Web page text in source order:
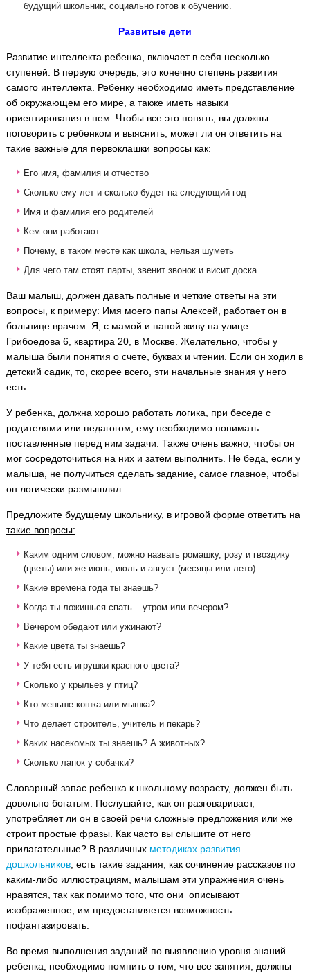
будущий школьник, социально готов к обучению.
Развитые дети
Развитие интеллекта ребенка, включает в себя несколько
ступеней. В первую очередь, это конечно степень развития
самого интеллекта. Ребенку необходимо иметь представление
об окружающем его мире, а также иметь навыки
ориентирования в нем. Чтобы все это понять, вы должны
поговорить с ребенком и выяснить, может ли он ответить на
такие важные для первоклашки вопросы как:
Его имя, фамилия и отчество
Сколько ему лет и сколько будет на следующий год
Имя и фамилия его родителей
Кем они работают
Почему, в таком месте как школа, нельзя шуметь
Для чего там стоят парты, звенит звонок и висит доска
Ваш малыш, должен давать полные и четкие ответы на эти
вопросы, к примеру: Имя моего папы Алексей, работает он в
больнице врачом. Я, с мамой и папой живу на улице
Грибоедова 6, квартира 20, в Москве. Желательно, чтобы у
малыша были понятия о счете, буквах и чтении. Если он ходил в
детский садик, то, скорее всего, эти начальные знания у него
есть.
У ребенка, должна хорошо работать логика, при беседе с
родителями или педагогом, ему необходимо понимать
поставленные перед ним задачи. Также очень важно, чтобы он
мог сосредоточиться на них и затем выполнить. Не беда, если у
малыша, не получиться сделать задание, самое главное, чтобы
он логически размышлял.
Предложите будущему школьнику, в игровой форме ответить на
такие вопросы:
Каким одним словом, можно назвать ромашку, розу и гвоздику
(цветы) или же июнь, июль и август (месяцы или лето).
Какие времена года ты знаешь?
Когда ты ложишься спать – утром или вечером?
Вечером обедают или ужинают?
Какие цвета ты знаешь?
У тебя есть игрушки красного цвета?
Сколько у крыльев у птиц?
Кто меньше кошка или мышка?
Что делает строитель, учитель и пекарь?
Каких насекомых ты знаешь? А животных?
Сколько лапок у собачки?
Словарный запас ребенка к школьному возрасту, должен быть
довольно богатым. Послушайте, как он разговаривает,
употребляет ли он в своей речи сложные предложения или же
строит простые фразы. Как часто вы слышите от него
прилагательные? В различных методиках развития
дошкольников, есть такие задания, как сочинение рассказов по
каким-либо иллюстрациям, малышам эти упражнения очень
нравятся, так как помимо того, что они описывают
изображенное, им предоставляется возможность
пофантазировать.
Во время выполнения заданий по выявлению уровня знаний
ребенка, необходимо помнить о том, что все занятия, должны